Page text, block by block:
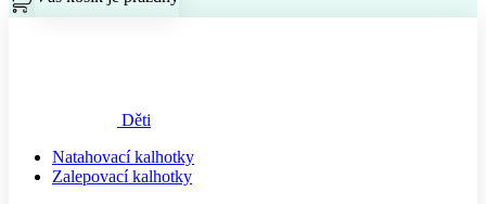
Děti
Natahovací kalhotky
Zalepovací kalhotky